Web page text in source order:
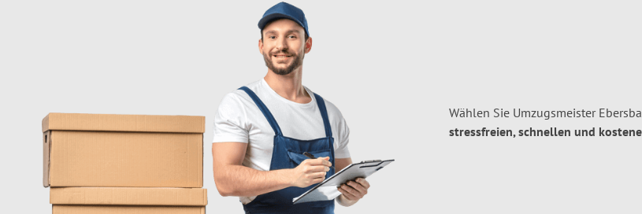
Wählen Sie Umzugsmeister
stressfreien, schnellen und